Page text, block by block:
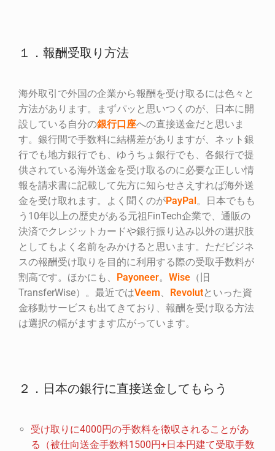
１．報酬受取り方法
海外取引で外国の企業から報酬を受け取るには色々と
方法があります。まずパッと思いつくのが、日本に開
設している自分の銀行口座への直接送金だと思いま
す。銀行間で手数料に結構差がありますが、ネット銀
行でも地方銀行でも、ゆうちょ銀行でも、各銀行で提
供されている海外送金を受け取るのに必要な正しい情
報を請求書に記載して先方に知らせさえすれば海外送
金を受け取れます。よく聞くのがPayPal。日本でもも
う10年以上の歴史がある元祖FinTech企業で、通販の
決済でクレジットカードや銀行振り込み以外の選択肢
としてもよく名前をみかけると思います。ただビジネ
スの報酬受け取りを目的に利用する際の受取手数料が
割高です。ほかにも、 Payoneer。 Wise （旧
TransferWise）。最近ではVeem、 Revolutといった資
金移動サービスも出てきており、報酬を受け取る方法
は選択の幅がますます広がっています。
２．日本の銀行に直接送金してもらう
受け取りに4000円の手数料を徴収されることがあ
る（被仕向送金手数料1500円+日本円建て受取手数